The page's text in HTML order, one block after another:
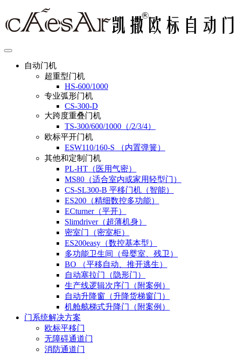
自动门机
超重型门机
HS-600/1000
专业弧形门机
CS-300-D
大跨度重叠门机
TS-300/600/1000（/2/3/4）
欧标平开门机
ESW110/160-S （内置弹簧）
其他和定制门机
PL-HT（医用气密）
MS80（适合室内或家用轻型门）
CS-SL300-B 平移门机（智能）
ES200（精细数控多功能）
ECturner（平开）
Slimdriver（超薄机身）
密室门（密室柜）
ES200easy（数控基本型）
多功能卫生间（母婴室、残卫）
BO （平移自动、推开逃生）
自动塞拉门（隐形门）
生产线逻辑次序门（附案例）
自动升降窗（升降货梯窗门）
机舱舷梯式升降门（附案例）
门系统解决方案
欧标平移门
无障碍通道门
消防通道门